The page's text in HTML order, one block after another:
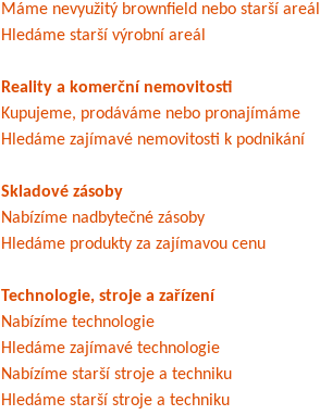
Máme nevyužitý brownfield nebo starší areál
Hledáme starší výrobní areál
Reality a komerční nemovitosti
Kupujeme, prodáváme nebo pronajímáme
Hledáme zajímavé nemovitosti k podnikání
Skladové zásoby
Nabízíme nadbytečné zásoby
Hledáme produkty za zajímavou cenu
Technologie, stroje a zařízení
Nabízíme technologie
Hledáme zajímavé technologie
Nabízíme starší stroje a techniku
Hledáme starší stroje a techniku